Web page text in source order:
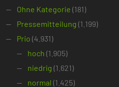
Ohne Kategorie (181)
Pressemitteilung (1.199)
Prio (4.931)
hoch (1.905)
niedrig (1.621)
normal (1.425)